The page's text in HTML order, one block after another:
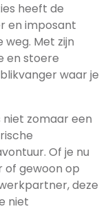
heeft de
en imposant
Met zijn
en stoere
waar je
niet zomaar een
Of je nu
gewoon op
deze
niet